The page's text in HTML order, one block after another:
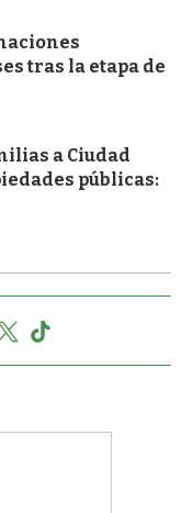
tras la etapa de
a Ciudad
públicas: